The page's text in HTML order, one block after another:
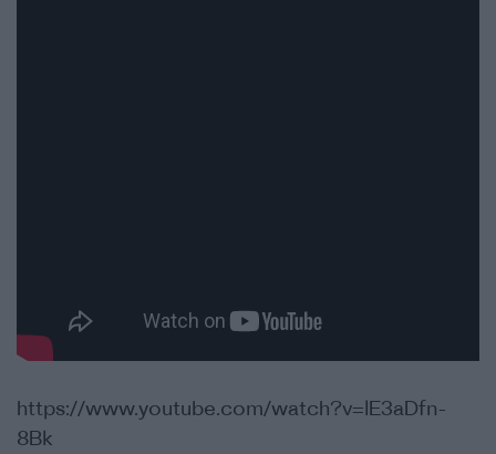
https://www.youtube.com/watch?v=lE3aDfn-
8Bk